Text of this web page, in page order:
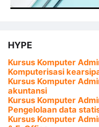
HYPE
Kursus Komputer
Komputerisasi
Kursus Komputer
akuntansi
Kursus Komputer
Pengelolaan data
Kursus Komputer